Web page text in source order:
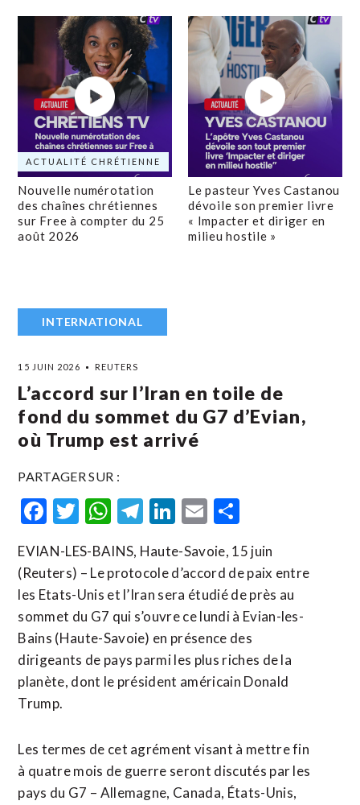
ACTUALITÉ CHRÉTIENNE
Nouvelle numérotation
des chaînes chrétiennes
sur Free à compter du 25
août 2026
Le pasteur Yves Castanou
dévoile son premier livre
« Impacter et diriger en
milieu hostile »
INTERNATIONAL
15 JUIN 2026 REUTERS
L’accord sur l’Iran en toile de
fond du sommet du G7 d’Evian,
où Trump est arrivé
PARTAGER SUR :
Facebook
Twitter
WhatsApp
Telegram
LinkedIn
Email
EVIAN-LES-BAINS, Haute-Savoie, 15 juin
(Reuters) – Le protocole d’accord de paix entre
les Etats-Unis et l’Iran sera étudié de près au
sommet du G7 qui s’ouvre ce lundi à Evian-les-
Bains (Haute-Savoie) en présence des
dirigeants de pays parmi les plus riches de la
planète, dont le président américain Donald
Trump.
Les termes de cet agrément visant à mettre fin
à quatre mois de guerre seront discutés par les
pays du G7 – Allemagne, Canada, États-Unis,